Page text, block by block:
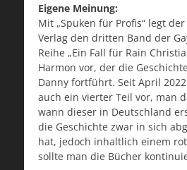
Eigene Meinung:
Mit „Spuken für Profis“ legt
Verlag den dritten Band der
Reihe „Ein Fall für Rain
Harmon vor, der die
Danny fortführt. Seit April
auch ein vierter Teil vor, man
wann dieser in Deutschland
die Geschichte zwar in sich
hat, jedoch inhaltlich einem
sollte man die Bücher